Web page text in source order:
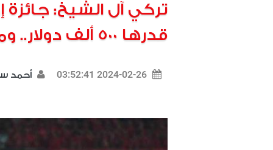
تركي آل الشيخ:
قدرها 500 ألف دولار.. وموعد طرح التذاكر
2024-02-26 03:52:41 أحمد